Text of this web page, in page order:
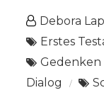
Debora
Erstes
Gedenken
Dialog